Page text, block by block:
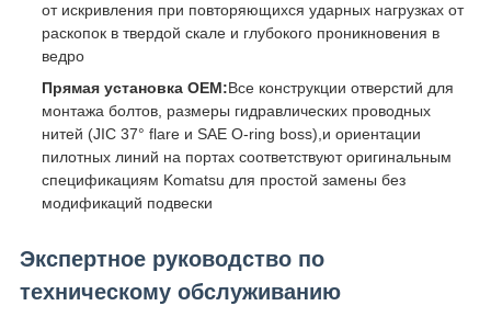
от искривления при повторяющихся ударных нагрузках от
раскопок в твердой скале и глубокого проникновения в
ведро
Прямая установка OEM:Все конструкции отверстий для
монтажа болтов, размеры гидравлических проводных
нитей (JIC 37° flare и SAE O-ring boss),и ориентации
пилотных линий на портах соответствуют оригинальным
спецификациям Komatsu для простой замены без
модификаций подвески
Экспертное руководство по
техническому обслуживанию